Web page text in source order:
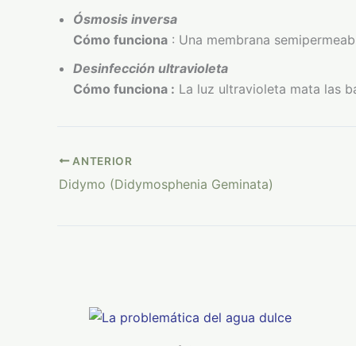
Ósmosis inversa
Cómo funciona : Una membrana
Desinfección ultravioleta
Cómo funciona : La luz ultravioleta mata las
ANTERIOR
Didymo (Didymosphenia Geminata)